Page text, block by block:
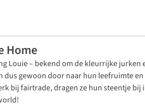
Home
Louie – bekend om de kleurrijke
gewoon door naar hun leefruimte
bij fairtrade, dragen ze hun steentje